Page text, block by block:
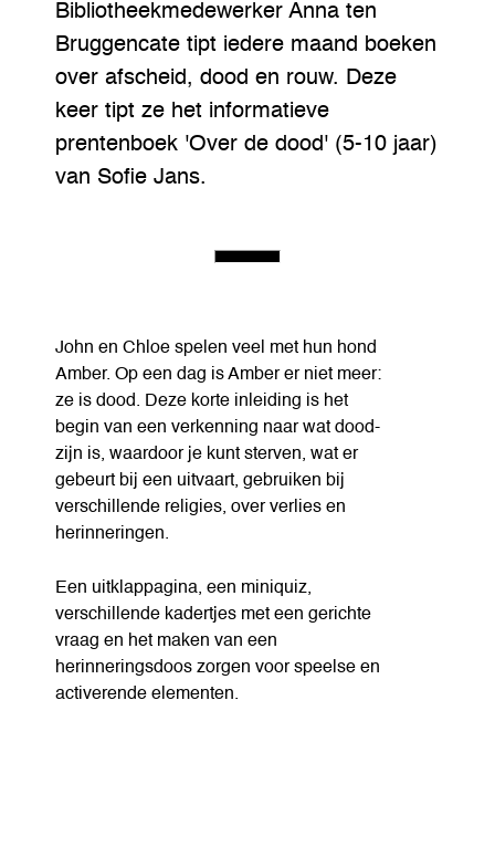
Bibliotheekmedewerker Anna ten
Bruggencate tipt iedere maand boeken
over afscheid, dood en rouw. Deze
keer tipt ze het informatieve
prentenboek 'Over de dood' (5-10 jaar)
van Sofie Jans.
John en Chloe spelen veel met hun hond
Amber. Op een dag is Amber er niet meer:
ze is dood. Deze korte inleiding is het
begin van een verkenning naar wat dood-
zijn is, waardoor je kunt sterven, wat er
gebeurt bij een uitvaart, gebruiken bij
verschillende religies, over verlies en
herinneringen.
Een uitklappagina, een miniquiz,
verschillende kadertjes met een gerichte
vraag en het maken van een
herinneringsdoos zorgen voor speelse en
activerende elementen.